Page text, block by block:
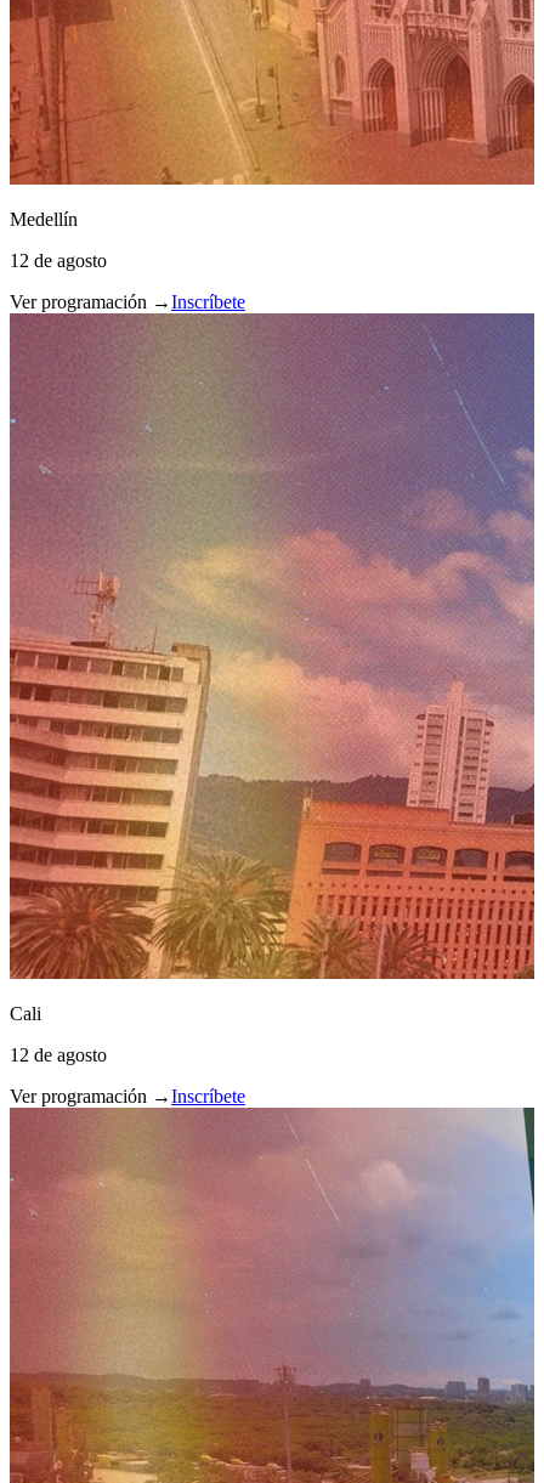
Medellín
12 de agosto
Ver programación →Inscríbete
Cali
12 de agosto
Ver programación →Inscríbete